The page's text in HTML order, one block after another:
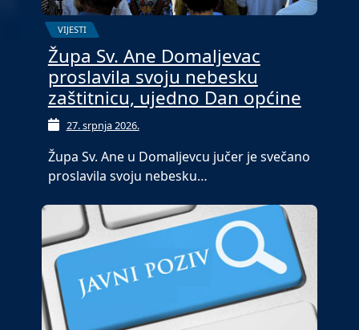
VIJESTI
Župa Sv. Ane Domaljevac
proslavila svoju nebesku
zaštitnicu, ujedno Dan općine
27. srpnja 2026.
Župa Sv. Ane u Domaljevcu jučer je svečano
proslavila svoju nebesku…